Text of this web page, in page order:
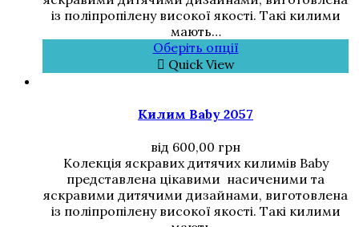
із поліпропілену високої якості. Такі килими
мають…
Оберіть опції
Quick View
Килим Baby 2057
від 600,00 грн
Колекція яскравих дитячих килимів Baby
представлена цікавими насиченими та
яскравими дитячими дизайнами, виготовлена
із поліпропілену високої якості. Такі килими